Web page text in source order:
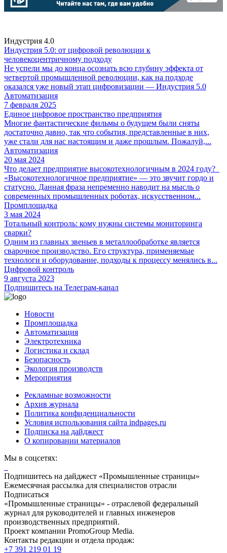
Индустрия 4.0
Индустрия 5.0: от цифровой революции к
человекоцентричному подходу
Не успели мы до конца осознать всю глубину эффекта от
четвертой промышленной революции, как на подходе
оказался уже новый этап цифровизации — Индустрия 5.0
Автоматизация
7 февраля 2025
Единое цифровое пространство предприятия
Многие фантастические фильмы о будущем были сняты
достаточно давно, так что события, представленные в них,
уже стали для нас настоящим и даже прошлым. Пожалуй,...
Автоматизация
20 мая 2024
Что делает предприятие высокотехнологичным в 2024 году?
«Высокотехнологичное предприятие» — это звучит гордо и
статусно. Данная фраза непременно наводит на мысль о
современных промышленных роботах, искусственном...
Промплощадка
3 мая 2024
Тотальный контроль: кому нужны системы мониторинга
сварки?
Одним из главных звеньев в металлообработке является
сварочное производство. Его структура, применяемые
технологи и оборудование, подходы к процессу менялись в...
Цифровой контроль
9 августа 2023
Подпишитесь на Телеграм-канал
Новости
Промплощадка
Автоматизация
Электротехника
Логистика и склад
Безопасность
Экология производств
Мероприятия
Рекламные возможности
Архив журнала
Политика конфиденциальности
Условия использования сайта indpages.ru
Подписка на дайджест
О копировании материалов
Мы в соцсетях:
Подпишитесь на дайджест «Промышленные страницы»
Ежемесячная рассылка для специалистов отрасли
Подписаться
«Промышленные страницы» - отраслевой федеральный
журнал для руководителей и главных инженеров
производственных предприятий.
Проект компании PromoGroup Media.
Контакты редакции и отдела продаж:
+7 391 219 01 19